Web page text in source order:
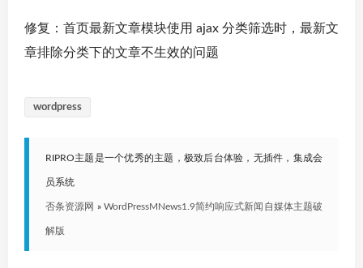
修复：首页最新文章模块使用 ajax 分类筛选时，最新文
章排除分类下的文章不生效的问题
wordpress
RIPRO主题是一个优秀的主题，极致后台体验，无插件，集成会
员系统
否条资源网 » WordPressMNews1.9简约响应式新闻自媒体主题破
解版